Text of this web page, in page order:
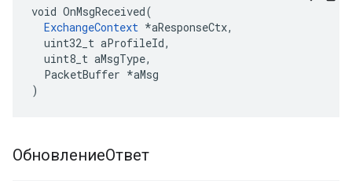
void OnMsgReceived(
ExchangeContext *aResponseCtx,
  uint32_t aProfileId,
  uint8_t aMsgType,
  PacketBuffer *aMsg
)
ОбновлениеОтвет